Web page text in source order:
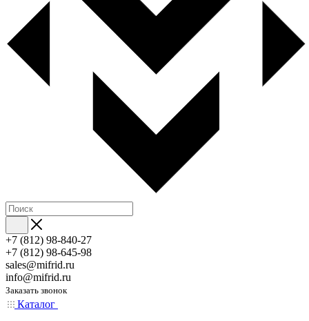
+7 (812) 98-840-27
+7 (812) 98-645-98
sales@mifrid.ru
info@mifrid.ru
Заказать звонок
Каталог